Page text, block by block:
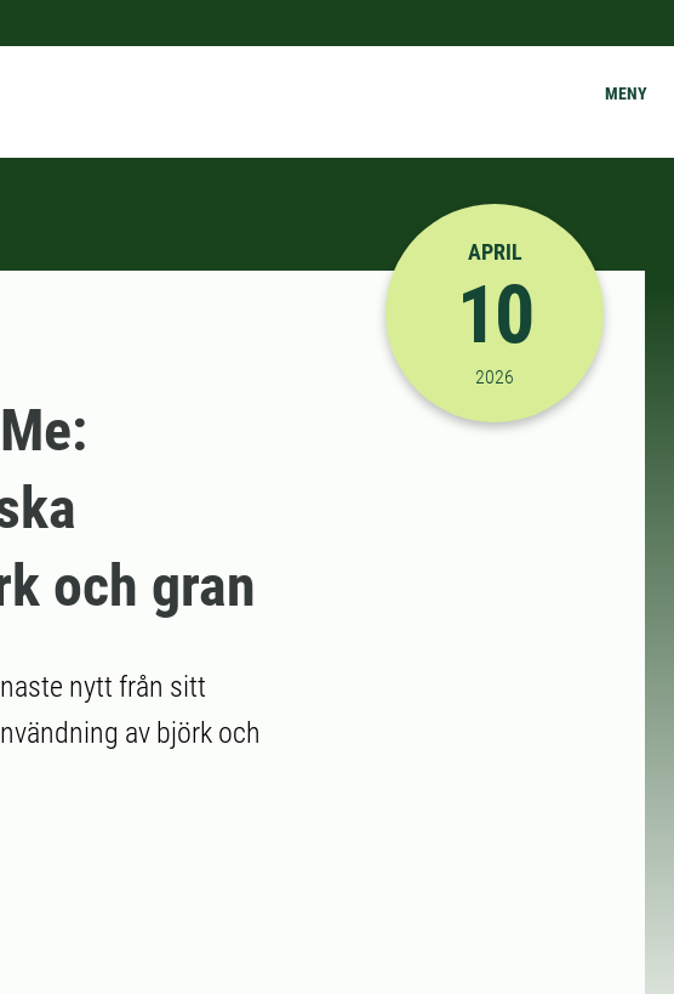
MENY
2026-04-10 14:00:00
APRIL
10
2026
och gran
nytt från sitt
av björk och